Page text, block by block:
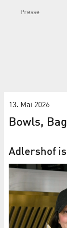
Presse
13. Mai 2026
Bowls,
Adlershof